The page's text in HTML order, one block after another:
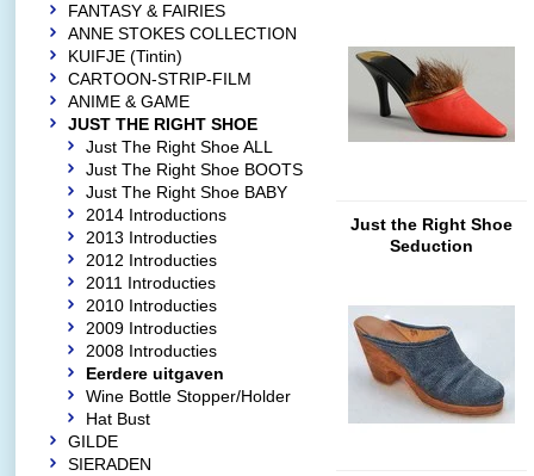
Just the Right Shoe
Seduction
FANTASY & FAIRIES
ANNE STOKES COLLECTION
KUIFJE (Tintin)
CARTOON-STRIP-FILM
ANIME & GAME
JUST THE RIGHT SHOE
Just The Right Shoe ALL
Just The Right Shoe BOOTS
Just The Right Shoe BABY
2014 Introductions
2013 Introducties
2012 Introducties
2011 Introducties
2010 Introducties
2009 Introducties
2008 Introducties
Eerdere uitgaven
Wine Bottle Stopper/Holder
Hat Bust
GILDE
SIERADEN